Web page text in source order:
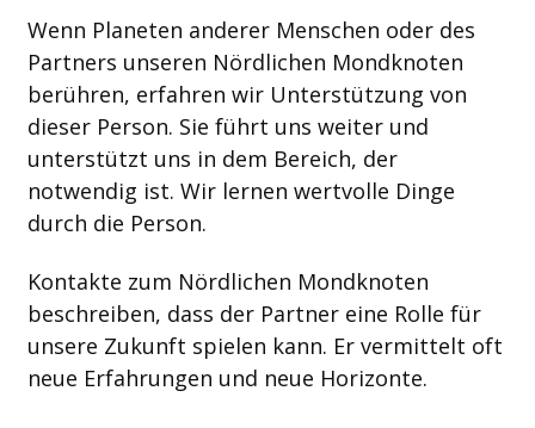
Wenn Planeten anderer Menschen oder des
Partners unseren Nördlichen Mondknoten
berühren, erfahren wir Unterstützung von
dieser Person. Sie führt uns weiter und
unterstützt uns in dem Bereich, der
notwendig ist. Wir lernen wertvolle Dinge
durch die Person.
Kontakte zum Nördlichen Mondknoten
beschreiben, dass der Partner eine Rolle für
unsere Zukunft spielen kann. Er vermittelt oft
neue Erfahrungen und neue Horizonte.